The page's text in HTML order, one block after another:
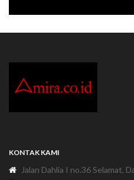
KONTAK KAMI
Jalan Dahlia I no.36 Selamat,